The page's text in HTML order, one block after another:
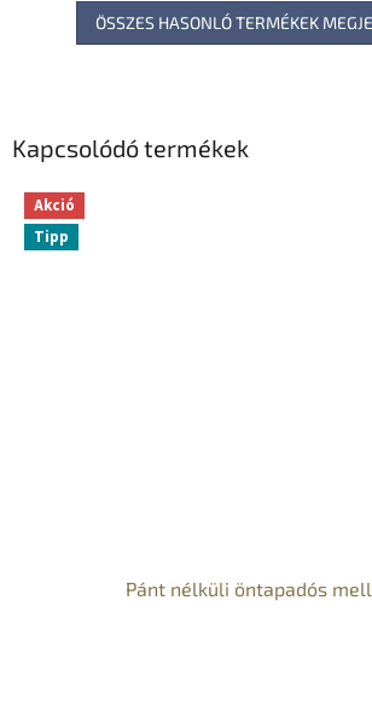
Kapcsolódó termékek
Akció
Tipp
Pánt nélküli öntapadós
ÖSSZES HASONLÓ TERMÉKEK